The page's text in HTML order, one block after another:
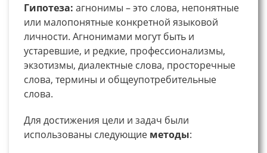
Гипотеза: агнонимы – это слова, непонятные
или малопонятные конкретной языковой
личности. Агнонимами могут быть и
устаревшие, и редкие, профессионализмы,
экзотизмы, диалектные слова, просторечные
слова, термины и общеупотребительные
слова.
Для достижения цели и задач были
использованы следующие методы: